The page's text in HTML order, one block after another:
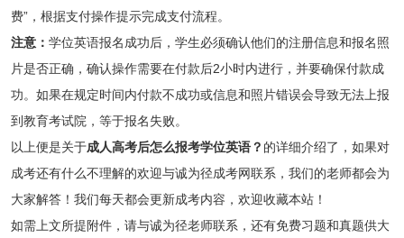
费”，根据支付操作提示完成支付流程。
注意： 学位英语报名成功后，学生必须确认他们的注册信息和报名照
片是否正确，确认操作需要在付款后2小时内进行，并要确保付款成
功。如果在规定时间内付款不成功或信息和照片错误会导致无法上报
到教育考试院，等于报名失败。
以上便是关于成人高考后怎么报考学位英语？ 的详细介绍了，如果对
成考还有什么不理解的欢迎与诚为径成考网联系，我们的老师都会为
大家解答！我们每天都会更新成考内容，欢迎收藏本站！
如需上文所提附件，请与诚为径老师联系，还有免费习题和真题供大